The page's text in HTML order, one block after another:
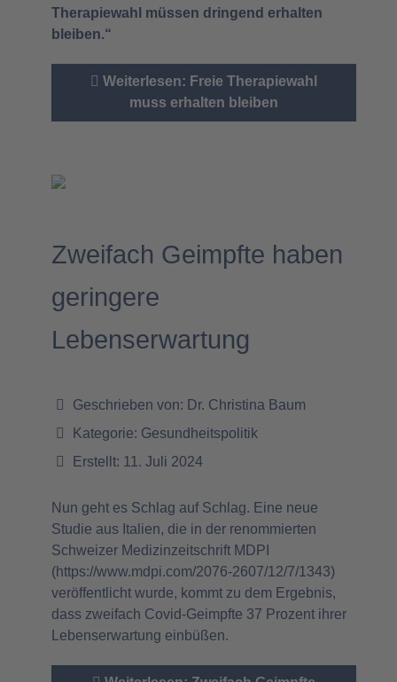
Therapiewahl müssen dringend erhalten
bleiben.“
Weiterlesen: Freie Therapiewahl
muss erhalten bleiben
Zweifach Geimpfte haben
geringere
Lebenserwartung
Geschrieben von: Dr. Christina Baum
Kategorie: Gesundheitspolitik
Erstellt: 11. Juli 2024
Nun geht es Schlag auf Schlag. Eine neue
Studie aus Italien, die in der renommierten
Schweizer Medizinzeitschrift MDPI
(https://www.mdpi.com/2076-2607/12/7/1343)
veröffentlicht wurde, kommt zu dem Ergebnis,
dass zweifach Covid-Geimpfte 37 Prozent ihrer
Lebenserwartung einbüßen.